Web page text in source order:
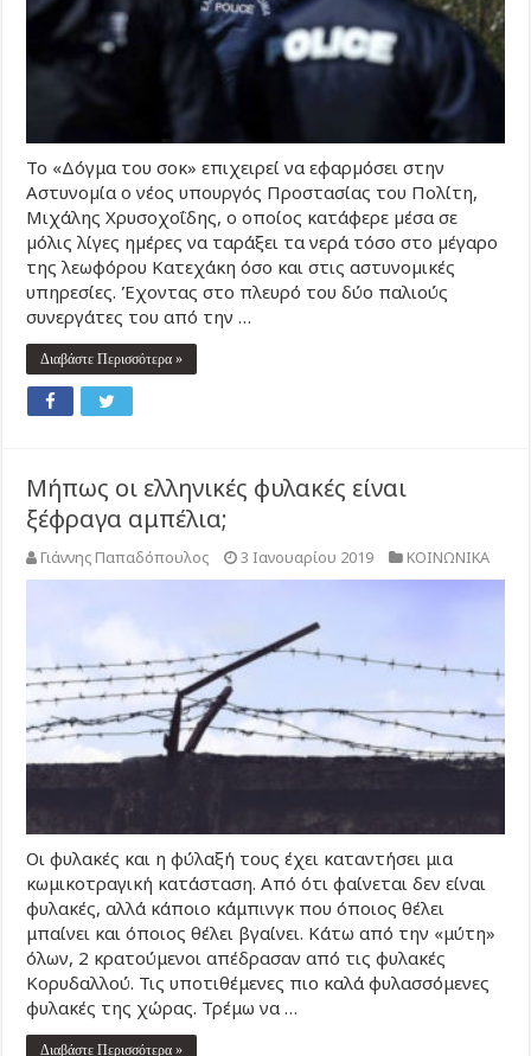
Το «Δόγμα του σοκ» επιχειρεί να εφαρµόσει στην
Αστυνοµία ο νέος υπουργός Προστασίας του Πολίτη,
Μιχάλης Χρυσοχοΐδης, ο οποίος κατάφερε µέσα σε
µόλις λίγες ηµέρες να ταράξει τα νερά τόσο στο µέγαρο
της λεωφόρου Κατεχάκη όσο και στις αστυνοµικές
υπηρεσίες. Έχοντας στο πλευρό του δύο παλιούς
συνεργάτες του από την …
Διαβάστε Περισσότερα »
Μήπως οι ελληνικές φυλακές είναι
ξέφραγα αμπέλια;
Γιάννης Παπαδόπουλος 3 Ιανουαρίου 2019 ΚΟΙΝΩΝΙΚΑ
Οι φυλακές και η φύλαξή τους έχει καταντήσει μια
κωμικοτραγική κατάσταση. Από ότι φαίνεται δεν είναι
φυλακές, αλλά κάποιο κάμπινγκ που όποιος θέλει
μπαίνει και όποιος θέλει βγαίνει. Κάτω από την «μύτη»
όλων, 2 κρατούμενοι απέδρασαν από τις φυλακές
Κορυδαλλού. Τις υποτιθέμενες πιο καλά φυλασσόμενες
φυλακές της χώρας. Τρέμω να …
Διαβάστε Περισσότερα »